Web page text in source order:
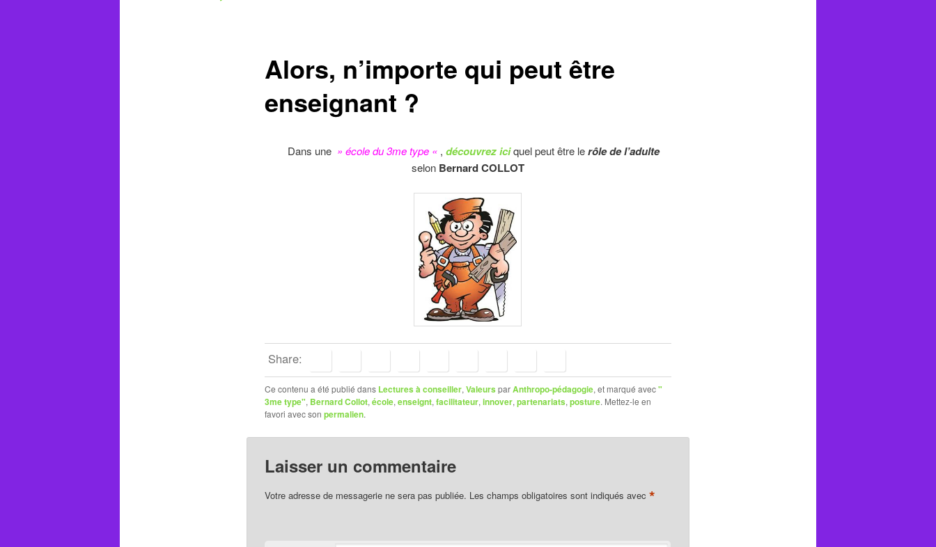
Alors, n’importe qui peut être
enseignant ?
Dans une » école du 3me type « , découvrez iciquel peut être lerôle de l’adulte
selon Bernard COLLOT
Share:
Ce contenu a été publié dans Lectures à conseiller, Valeurs parAnthropo-pédagogie, et marqué avec"
3me type", Bernard Collot, école, enseignt, facilitateur, innover, partenariats, posture. Mettez-le en
favori avec son permalien.
Laisser un commentaire
Votre adresse de messagerie ne sera pas publiée. Les champs obligatoires sont indiqués avec *